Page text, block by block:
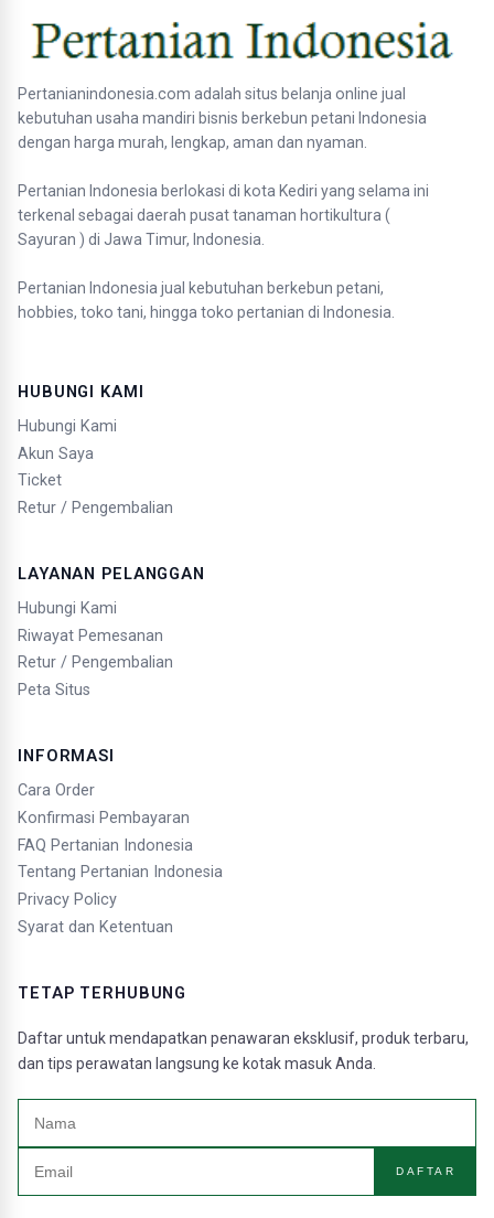
Pertanianindonesia.com adalah situs belanja online jual
kebutuhan usaha mandiri bisnis berkebun petani Indonesia
dengan harga murah, lengkap, aman dan nyaman.
Pertanian Indonesia berlokasi di kota Kediri yang selama ini
terkenal sebagai daerah pusat tanaman hortikultura (
Sayuran ) di Jawa Timur, Indonesia.
Pertanian Indonesia jual kebutuhan berkebun petani,
hobbies, toko tani, hingga toko pertanian di Indonesia.
HUBUNGI KAMI
Hubungi Kami
Akun Saya
Ticket
Retur / Pengembalian
LAYANAN PELANGGAN
Hubungi Kami
Riwayat Pemesanan
Retur / Pengembalian
Peta Situs
INFORMASI
Cara Order
Konfirmasi Pembayaran
FAQ Pertanian Indonesia
Tentang Pertanian Indonesia
Privacy Policy
Syarat dan Ketentuan
TETAP TERHUBUNG
Daftar untuk mendapatkan penawaran eksklusif, produk terbaru,
dan tips perawatan langsung ke kotak masuk Anda.
DAFTAR